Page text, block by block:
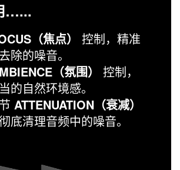
…...
（焦点）
控制，精准
除的噪音。
（氛围）
控制，
的自然环境感。
ATTENUATION（衰减）
底清理音频中的噪音。